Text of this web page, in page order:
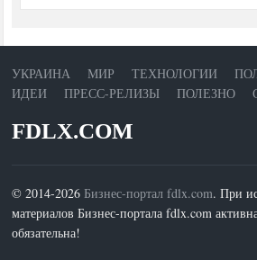
УКРАИНА МИР ТЕХНОЛОГИИ
ИДЕИ
ПРЕСС-РЕЛИЗЫ ПОЛЕЗНО
FDLX.COM
© 2014-2026Бизнес-портал fdlx.com. При
материалов Бизнес-портала fdlx.com
обязательна!